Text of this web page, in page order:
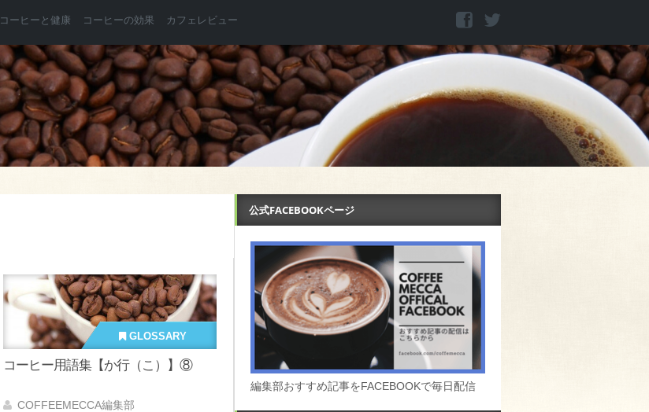
コーヒーと健康 コーヒーの効果 カフェレビュー
GLOSSARY
コーヒー用語集【か行（こ）】⑧
COFFEEMECCA編集部
公式FACEBOOKページ
編集部おすすめ記事をFACEBOOKで毎日配信